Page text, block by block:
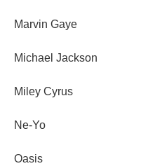
Marvin Gaye
Michael Jackson
Miley Cyrus
Ne-Yo
Oasis